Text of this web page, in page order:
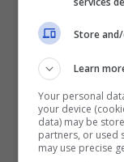
Store
Learn
Your personal
your device
data) may be
partners, or used
may use precise